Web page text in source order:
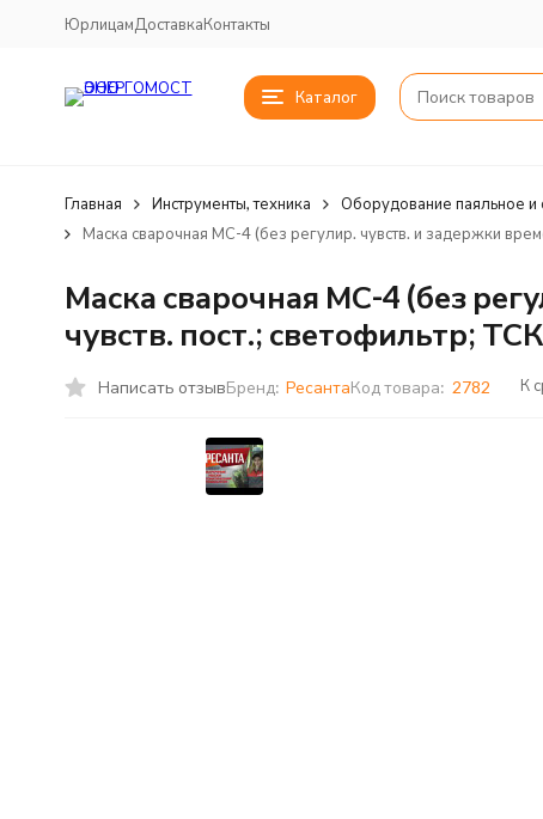
ЮрлицамДоставкаКонтакты
Каталог
Главная Инструменты, техника Оборудование паяльное и
Маска сварочная МС-4 (без регулир. чувств. и задержки
Маска сварочная МС-4 (без
чувств. пост.; светофильтр;
Написать отзывБренд: РесантаКод товара: 2782 К